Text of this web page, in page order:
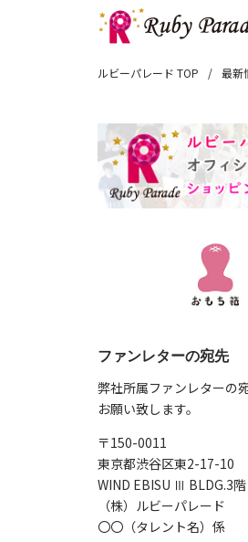
ルビーパレード TOP 最新
ファンレターの宛先
弊社所属ファンレターの
お願い致します。
〒150-0011
東京都渋谷区東2-17-10
WIND EBISU Ⅲ BLDG.3階
（株）ルビーパレード
〇〇（タレント名）係